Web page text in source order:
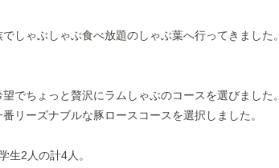
しゃぶしゃぶ食べ放題のしゃぶ葉へ行ってきました。
でちょっと贅沢にラムしゃぶのコースを選びました。
リーズナブルな豚ロースコースを選択しました。
生2人の計4人。